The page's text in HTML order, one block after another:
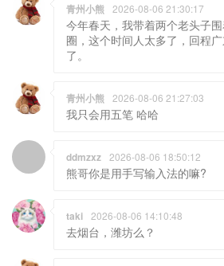
青州小熊 2026-08-06 21:30:17
今年春天，我带着两个老头子
圈，这个时间人太多了，回程
了。
青州小熊 2026-08-06 21:27:03
我只会用五笔 哈哈
ddmzxz 2026-08-06 18:50:12
熊哥你是用手写输入法的嘛?
taki 2026-08-06 14:10:48
去烟台，潍坊么？